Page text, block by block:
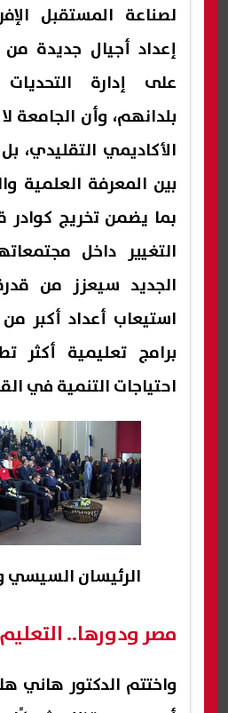
لصناعة المستقبل
إعداد أجيال جديدة من
على إدارة
بلدانهم، وأن الجامعة
الأكاديمي التقليدي،
بين المعرفة العلمية
بما يضمن تخريج كوادر
التغيير داخل
الجديد سيعزز من
استيعاب أعداد أكبر
برامج تعليمية أكثر
احتياجات التنمية في
الرئيسان السيسي
مصر ودورها..
واختتم الدكتور هاني